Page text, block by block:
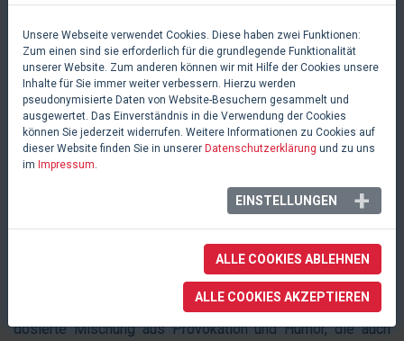
die Polizei einen markenrechtlichen Fall aufklären will, sie
sucht nämlich jemanden, der Särge aus Pax-Schränken
produziert hat. Nach großen Zahlungen an einen
niederländischen Möbelkonzern hat sich auch dieser
Sachverhalt geklärt. Und aus dem Laden für Bestattungen
wird... eine Pizzeria. Der Ofen ist ja noch neu.
GUT DOSIERT
Das Thema Tod wird in Österreich nicht gerne thematisiert,
SARG NIEMALS NIEkratzt durchaus immer
wieder an diesen Wänden, die unsererseits wohl "Anstand"
nennen würde, schafft es allerdings das Publikum mit Witz
zu überzeugen und nicht zu schockieren. Eine perfekt
dosierte Mischung aus Provokation und Humor, die auch
Unsere Webseite verwendet Cookies. Diese haben zwei Funktionen:
Zum einen sind sie erforderlich für die grundlegende Funktionalität
unserer Website. Zum anderen können wir mit Hilfe der Cookies unsere
Inhalte für Sie immer weiter verbessern. Hierzu werden
pseudonymisierte Daten von Website-Besuchern gesammelt und
ausgewertet. Das Einverständnis in die Verwendung der Cookies
können Sie jederzeit widerrufen. Weitere Informationen zu Cookies auf
dieser Website finden Sie in unserer Datenschutzerklärung und zu uns
im Impressum.
EINSTELLUNGEN
ALLE COOKIES ABLEHNEN
ALLE COOKIES AKZEPTIEREN